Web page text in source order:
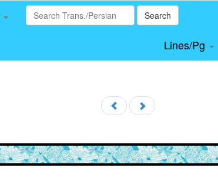
Search
Lines/Pg